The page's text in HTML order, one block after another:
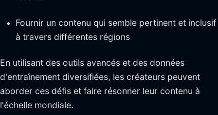
Fournir un contenu qui semble pertinent et inclusif
à travers différentes régions
En utilisant des outils avancés et des données
d'entraînement diversifiées, les créateurs peuvent
aborder ces défis et faire résonner leur contenu à
l'échelle mondiale.